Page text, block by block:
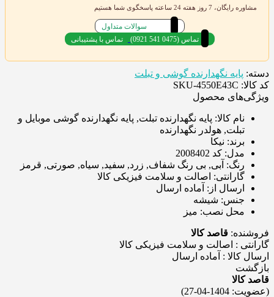
مشاوره رایگان، 7 روز هفته 24 ساعته پاسخگوی شما هستیم
سوالات متداول
(0921 541 0475) تماس
تماس با پشتیبانی
دسته: پایه نگهدارنده گوشی و تبلت
کد کالا: SKU-4550E43C
ویژگی‌های محصول
نام کالا: پایه نگهدارنده تبلت, پایه نگهدارنده گوشی موبایل و
تبلت, هولدر نگهدارنده
برند: نیکا
مدل: کد 2008402
رنگ: آبی, بی رنگ شفاف, زرد, سفید, سیاه, صورتی, قرمز
گارانتی: اصالت و سلامت فیزیکی کالا
ارسال از: آماده ارسال
جنس: شیشه
محل نصب: میز
فروشنده: قاصد کالا
گارانتی : اصالت و سلامت فيزيکی کالا
ارسال کالا : آماده ارسال
بازگشت
قاصد کالا
(عضویت: 1404-04-27)